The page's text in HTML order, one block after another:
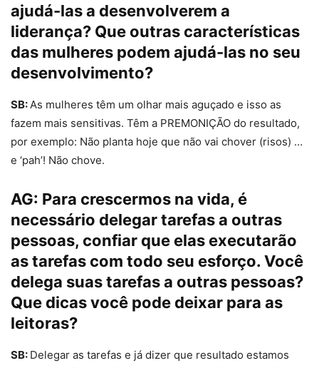
ajudá-las a desenvolverem a
liderança? Que outras características
das mulheres podem ajudá-las no seu
desenvolvimento?
SB:As mulheres têm um olhar mais aguçado e isso as
fazem mais sensitivas. Têm a PREMONIÇÃO do resultado,
por exemplo: Não planta hoje que não vai chover (risos) …
e ‘pah’! Não chove.
AG: Para crescermos na vida, é
necessário delegar tarefas a outras
pessoas, confiar que elas executarão
as tarefas com todo seu esforço. Você
delega suas tarefas a outras pessoas?
Que dicas você pode deixar para as
leitoras?
SB: Delegar as tarefas e já dizer que resultado estamos